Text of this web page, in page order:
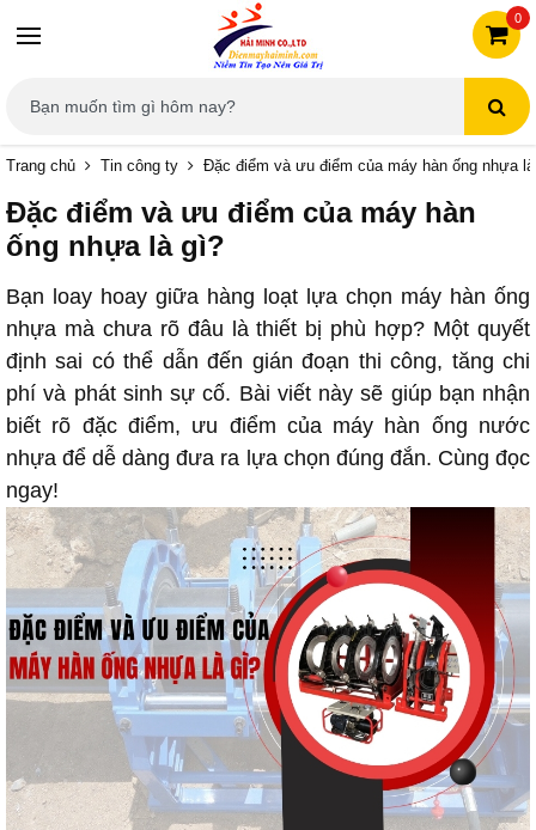
0
Trang chủ Tin công ty Đặc điểm và ưu điểm của máy hàn ống nhựa
Đặc điểm và ưu điểm của máy hàn
ống nhựa là gì?
Bạn loay hoay giữa hàng loạt lựa chọn máy hàn ống
nhựa mà chưa rõ đâu là thiết bị phù hợp? Một quyết
định sai có thể dẫn đến gián đoạn thi công, tăng chi
phí và phát sinh sự cố. Bài viết này sẽ giúp bạn nhận
biết rõ đặc điểm, ưu điểm của máy hàn ống nước
nhựa để dễ dàng đưa ra lựa chọn đúng đắn. Cùng đọc
ngay!